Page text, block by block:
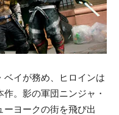
イが務め、ヒロインは
。影の軍団ニンジャ・
ーヨークの街を飛び出